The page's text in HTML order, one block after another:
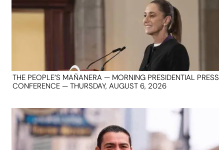
THE PEOPLE’S MAÑANERA — MORNING PRESIDENTIAL PRESS
CONFERENCE — THURSDAY, AUGUST 6, 2026